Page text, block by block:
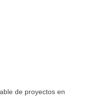
de proyectos en